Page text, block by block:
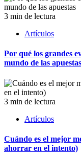
3 min de lectura
Artículos
Por qué los grandes
mundo de las apuestas
3 min de lectura
Artículos
Cuándo es el mejor
ahorrar en el intento)